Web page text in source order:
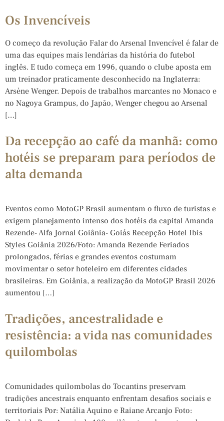
Os Invencíveis
O começo da revolução Falar do Arsenal Invencível é falar de
uma das equipes mais lendárias da história do futebol
inglês. E tudo começa em 1996, quando o clube aposta em
um treinador praticamente desconhecido na Inglaterra:
Arsène Wenger. Depois de trabalhos marcantes no Monaco e
no Nagoya Grampus, do Japão, Wenger chegou ao Arsenal
[…]
Da recepção ao café da manhã: como
hotéis se preparam para períodos de
alta demanda
Eventos como MotoGP Brasil aumentam o fluxo de turistas e
exigem planejamento intenso dos hotéis da capital Amanda
Rezende- Alfa Jornal Goiânia- Goiás Recepção Hotel Ibis
Styles Goiânia 2026/Foto: Amanda Rezende Feriados
prolongados, férias e grandes eventos costumam
movimentar o setor hoteleiro em diferentes cidades
brasileiras. Em Goiânia, a realização da MotoGP Brasil 2026
aumentou […]
Tradições, ancestralidade e
resistência: a vida nas comunidades
quilombolas
Comunidades quilombolas do Tocantins preservam
tradições ancestrais enquanto enfrentam desafios sociais e
territoriais Por: Natália Aquino e Raiane Arcanjo Foto: